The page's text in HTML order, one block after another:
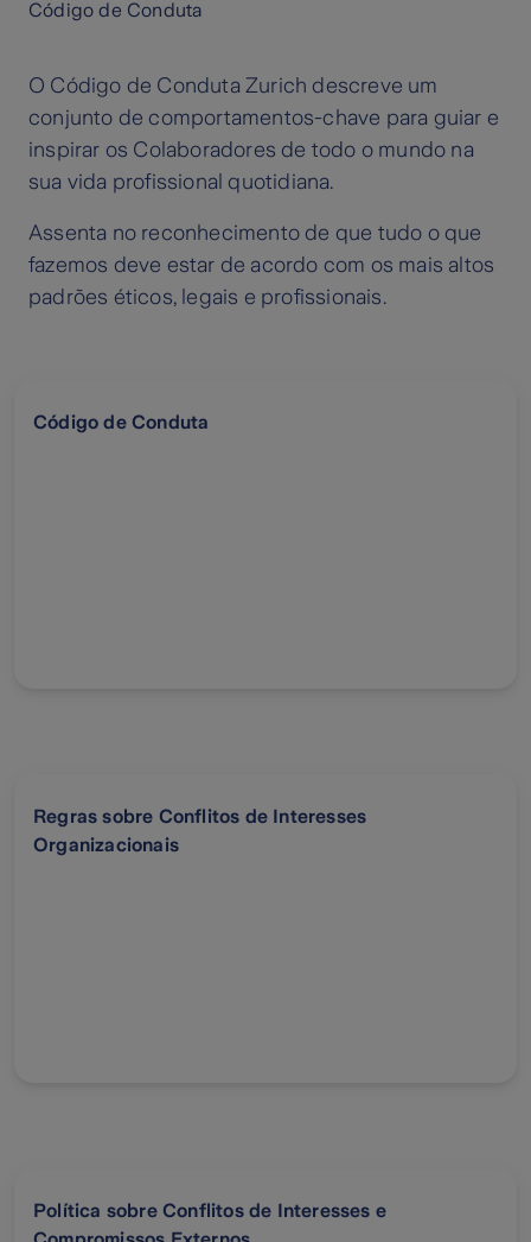
Código de Conduta
O Código de Conduta Zurich descreve um
conjunto de comportamentos-chave para guiar e
inspirar os Colaboradores de todo o mundo na
sua vida profissional quotidiana.
Assenta no reconhecimento de que tudo o que
fazemos deve estar de acordo com os mais altos
padrões éticos, legais e profissionais.
Código de Conduta
Regras sobre Conflitos de Interesses
Organizacionais
Política sobre Conflitos de Interesses e